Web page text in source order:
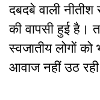
दबदबे वाली नीतीश
की वापसी हुई है।
स्वजातीय लोगों
आवाज नहीं उठ